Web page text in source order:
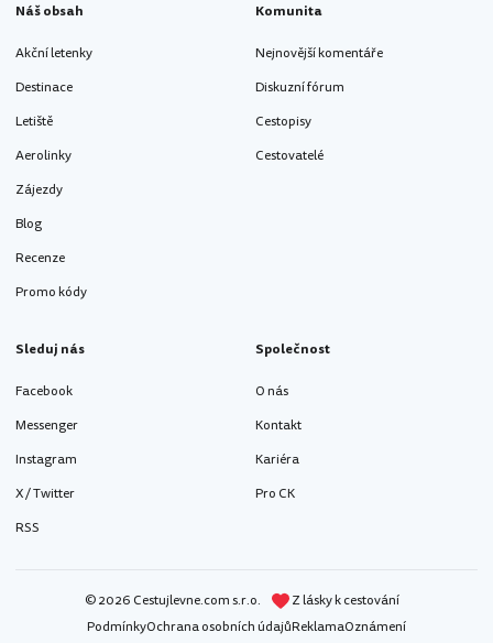
Náš obsah
Akční letenky
Destinace
Letiště
Aerolinky
Zájezdy
Blog
Recenze
Promo kódy
Komunita
Nejnovější komentáře
Diskuzní fórum
Cestopisy
Cestovatelé
Sleduj nás
Facebook
Messenger
Instagram
X / Twitter
RSS
Společnost
O nás
Kontakt
Kariéra
Pro CK
© 2026 Cestujlevne.com s.r.o.
Z lásky k cestování
PodmínkyOchrana osobních údajůReklamaOznámení